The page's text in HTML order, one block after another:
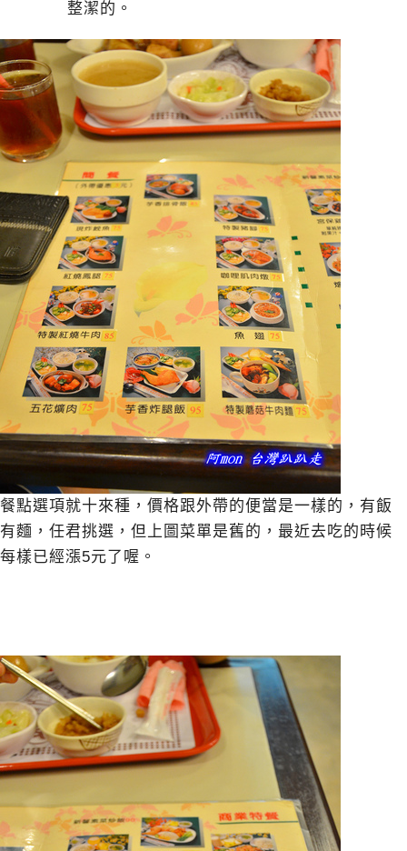
整潔的。
餐點選項就十來種，價格跟外帶的便當是一樣的，有飯
有麵，任君挑選，但上圖菜單是舊的，最近去吃的時候
每樣已經漲5元了喔。